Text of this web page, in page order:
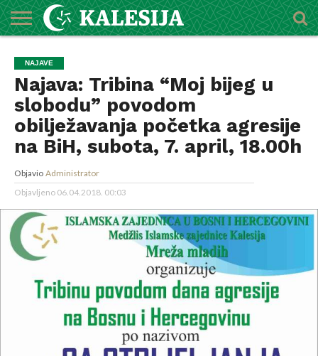
O
MEDŽLISU
DŽEMATI
IMAMI
MEKTEBSKI
CENTAR
VIJESTI
HUTBE
NAJAVE
KALENDAR
KONTAKT
NAJAVE
Najava: Tribina “Moj bijeg u
slobodu” povodom
obilježavanja početka agresije
na BiH, subota, 7. april, 18.00h
Objavio Administrator
Objavljeno 06.04.2018. 00:03